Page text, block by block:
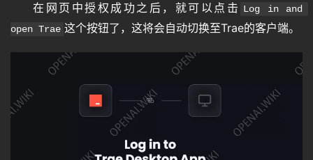
在网页中授权成功之后，就可以点击 Log in and
open Trae 这个按钮了，这将会自动切换至Trae的客户端。